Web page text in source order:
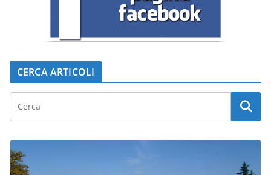
CERCA ARTICOLI